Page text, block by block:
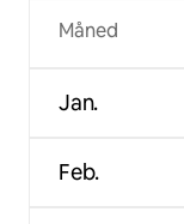
Måned
Jan.
Feb.